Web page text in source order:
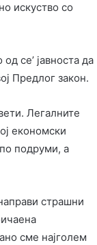
искуство со
се’ јавноста да
Предлог закон.
Легалните
економски
подруми, а
страшни
сме најголем